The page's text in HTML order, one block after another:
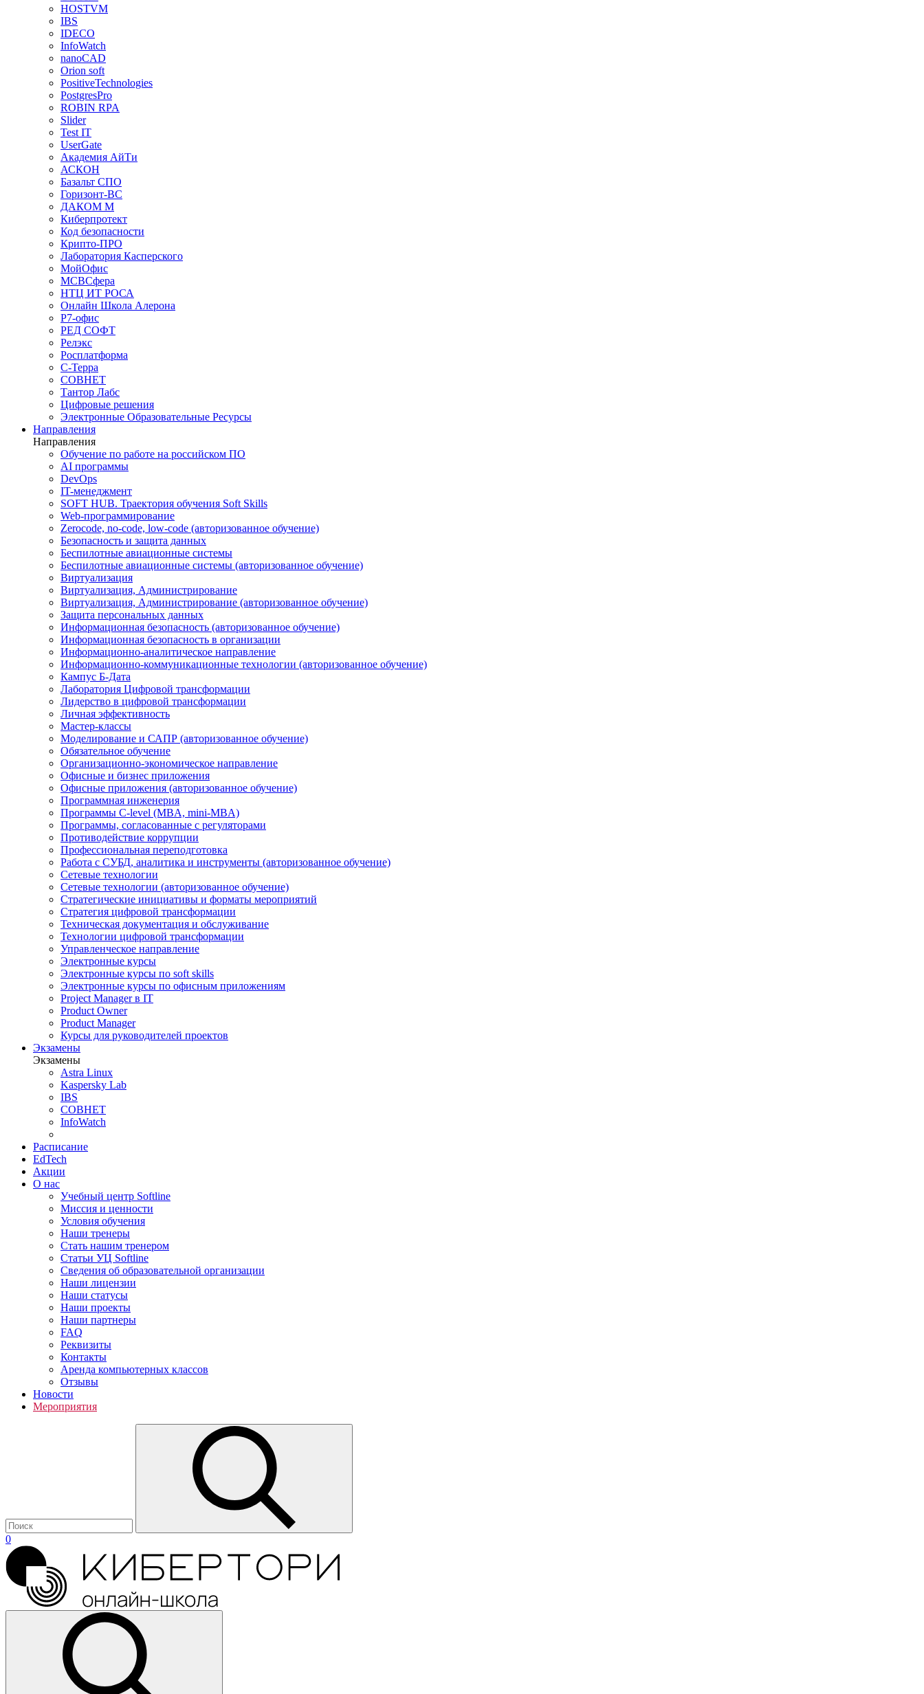
HOSTVM
IBS
IDECO
InfoWatch
nanoCAD
Orion soft
PositiveTechnologies
PostgresPro
ROBIN RPA
Slider
Test IT
UserGate
Академия АйТи
АСКОН
Базальт СПО
Горизонт-ВС
ДАКОМ М
Киберпротект
Код безопасности
Крипто-ПРО
Лаборатория Касперского
МойОфис
МСВСфера
НТЦ ИТ РОСА
Онлайн Школа Алерона
Р7-офис
РЕД СОФТ
Релэкс
Росплатформа
С-Терра
СОВНЕТ
Тантор Лабс
Цифровые решения
Электронные Образовательные Ресурсы
Направления
Направления
Обучение по работе на российском ПО
AI программы
DevOps
IT-менеджмент
SOFT HUB. Траектория обучения Soft Skills
Web-программирование
Zerocode, no-code, low-code (авторизованное обучение)
Безопасность и защита данных
Беспилотные авиационные системы
Беспилотные авиационные системы (авторизованное обучение)
Виртуализация
Виртуализация, Администрирование
Виртуализация, Администрирование (авторизованное обучение)
Защита персональных данных
Информационная безопасность (авторизованное обучение)
Информационная безопасность в организации
Информационно-аналитическое направление
Информационно-коммуникационные технологии (авторизованное обучение)
Кампус Б-Дата
Лаборатория Цифровой трансформации
Лидерство в цифровой трансформации
Личная эффективность
Мастер-классы
Моделирование и САПР (авторизованное обучение)
Обязательное обучение
Организационно-экономическое направление
Офисные и бизнес приложения
Офисные приложения (авторизованное обучение)
Программная инженерия
Программы C-level (MBA, mini-MBA)
Программы, согласованные с регуляторами
Противодействие коррупции
Профессиональная переподготовка
Работа с СУБД, аналитика и инструменты (авторизованное обучение)
Сетевые технологии
Сетевые технологии (авторизованное обучение)
Стратегические инициативы и форматы мероприятий
Стратегия цифровой трансформации
Техническая документация и обслуживание
Технологии цифровой трансформации
Управленческое направление
Электронные курсы
Электронные курсы по soft skills
Электронные курсы по офисным приложениям
Project Manager в IT
Product Owner
Product Manager
Курсы для руководителей проектов
Экзамены
Экзамены
Astra Linux
Kaspersky Lab
IBS
СОВНЕТ
InfoWatch
Расписание
EdTech
Акции
О нас
Учебный центр Softline
Миссия и ценности
Условия обучения
Наши тренеры
Стать нашим тренером
Статьи УЦ Softline
Сведения об образовательной организации
Наши лицензии
Наши статусы
Наши проекты
Наши партнеры
FAQ
Реквизиты
Контакты
Аренда компьютерных классов
Отзывы
Новости
Мероприятия
0